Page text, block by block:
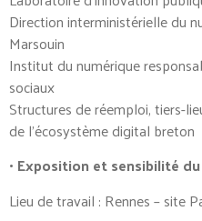
Direction interministérielle du
Marsouin
Institut du numérique
sociaux
Structures de réemploi, tiers-
de l’écosystème digital breton
• Exposition et sensibilité
Lieu de travail : Rennes – site